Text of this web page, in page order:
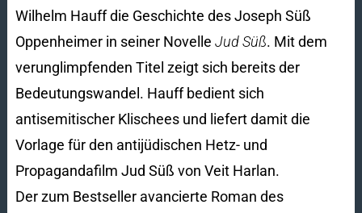
Wilhelm Hauff die Geschichte des Joseph Süß
Oppenheimer in seiner Novelle Jud Süß. Mit dem
verunglimpfenden Titel zeigt sich bereits der
Bedeutungswandel. Hauff bedient sich
antisemitischer Klischees und liefert damit die
Vorlage für den antijüdischen Hetz- und
Propagandafilm Jud Süß von Veit Harlan.
Der zum Bestseller avancierte Roman des